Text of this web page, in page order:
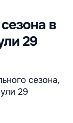
в
29
сезона,
29